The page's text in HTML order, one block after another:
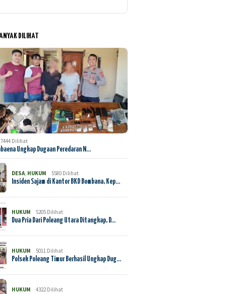
DILIHAT
7444 Dilihat
Ungkap Dugaan Peredaran N…
DESA, HUKUM
5580 Dilihat
Insiden Sajam di Kantor BKD Bombana, Kep…
HUKUM
5205 Dilihat
Dua Pria Dari Poleang Utara Ditangkap, D…
HUKUM
5011 Dilihat
Polsek Poleang Timur Berhasil Ungkap Dug…
HUKUM
4322 Dilihat